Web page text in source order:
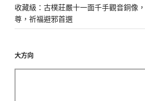
收藏級：古樸莊嚴十一面千手觀音銅像
尊，祈福避邪首選
大方向